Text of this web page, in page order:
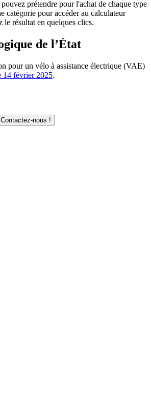
prétendre pour l'achat de chaque type
catégorie pour accéder au calculateur
le résultat en quelques clics.
de l’État
pour un vélo à assistance électrique (VAE)
14 février 2025.
nous !